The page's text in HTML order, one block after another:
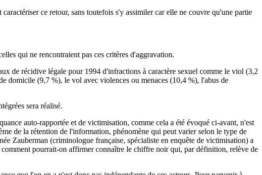
ce retour, sans toutefois s'y assimiler car elle ne couvre qu'une partie
qui ne rencontraient pas ces critères d'aggravation.
de récidive légale pour 1994 d'infractions à caractère sexuel comme le viol (3,2
domicile (9,7 %), le vol avec violences ou menaces (10,4 %), l'abus de
sera réalisé.
auto-rapportée et de victimisation, comme cela a été évoqué ci-avant, n'est
de la rétention de l'information, phénomène qui peut varier selon le type de
Zauberman (criminologue française, spécialiste en enquête de victimisation) a
pourrait-on affirmer connaître le chiffre noir qui, par définition, relève de